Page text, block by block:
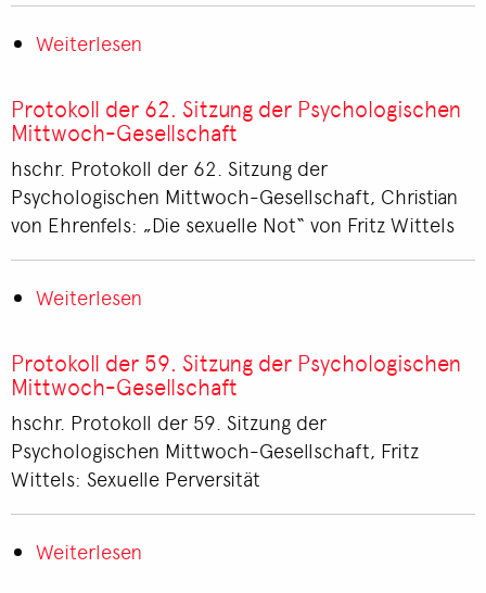
Gesellschaft
Weiterlesen
der
63.
Sitzung
der
Psychologischen
Mittwoch-
Gesellschaft
Protokoll der 62. Sitzung der Psychologischen
Mittwoch-Gesellschaft
hschr. Protokoll der 62. Sitzung der
Psychologischen Mittwoch-Gesellschaft, Christian
von Ehrenfels: „Die sexuelle Not“ von Fritz Wittels
Weiterlesen
der
62.
Sitzung
der
Psychologischen
Mittwoch-
Gesellschaft
Protokoll der 59. Sitzung der Psychologischen
Mittwoch-Gesellschaft
hschr. Protokoll der 59. Sitzung der
Psychologischen Mittwoch-Gesellschaft, Fritz
Wittels: Sexuelle Perversität
Weiterlesen